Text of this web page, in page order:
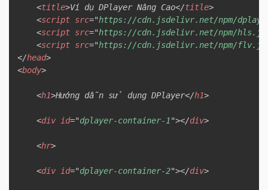
<title>Ví dụ DPlayer Nâng Cao</title>
<script src="https://cdn.jsdelivr.net/npm/
<script src="https://cdn.jsdelivr.net/npm/
<script src="https://cdn.jsdelivr.net/npm/
</head>
<body>
<h1>Hướng dẫn sử dụng DPlayer</h1>
<div id="dplayer-container-1"></div>
<hr>
<div id="dplayer-container-2"></div>